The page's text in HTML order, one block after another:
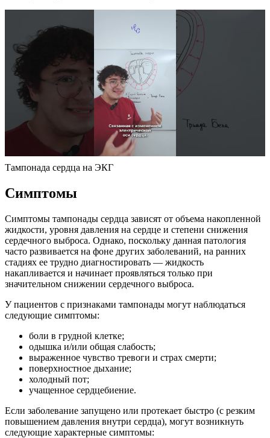
Тампонада сердца на ЭКГ
Симптомы
Симптомы тампонады сердца зависят от объема накопленной
жидкости, уровня давления на сердце и степени снижения
сердечного выброса. Однако, поскольку данная патология
часто развивается на фоне других заболеваний, на ранних
стадиях ее трудно диагностировать — жидкость
накапливается и начинает проявляться только при
значительном снижении сердечного выброса.
У пациентов с признаками тампонады могут наблюдаться
следующие симптомы:
боли в грудной клетке;
одышка и/или общая слабость;
выраженное чувство тревоги и страх смерти;
поверхностное дыхание;
холодный пот;
учащенное сердцебиение.
Если заболевание запущено или протекает быстро (с резким
повышением давления внутри сердца), могут возникнуть
следующие характерные симптомы: